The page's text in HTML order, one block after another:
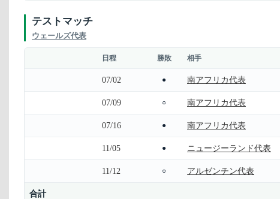
テストマッチ
ウェールズ代表
日程 勝敗 相手
07/02 ● 南アフリカ代表
07/09 ○ 南アフリカ代表
07/16 ● 南アフリカ代表
11/05 ● ニュージーランド代表
11/12 ○ アルゼンチン代表
合計